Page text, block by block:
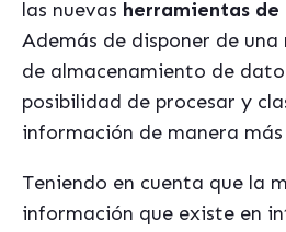
las nuevas herramientas de
Además de disponer de
de almacenamiento de
posibilidad de procesar y
información de manera
Teniendo en cuenta que la
información que existe en